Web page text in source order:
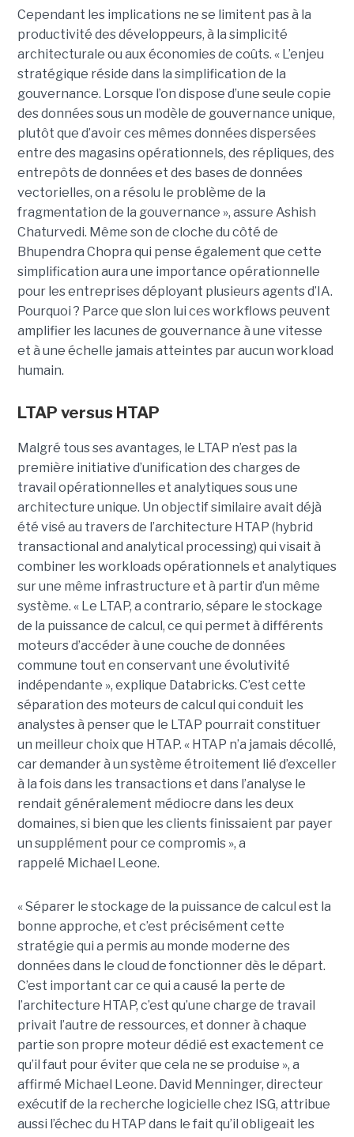
Cependant les implications ne se limitent pas à la
productivité des développeurs, à la simplicité
architecturale ou aux économies de coûts. « L’enjeu
stratégique réside dans la simplification de la
gouvernance. Lorsque l’on dispose d’une seule copie
des données sous un modèle de gouvernance unique,
plutôt que d’avoir ces mêmes données dispersées
entre des magasins opérationnels, des répliques, des
entrepôts de données et des bases de données
vectorielles, on a résolu le problème de la
fragmentation de la gouvernance », assure Ashish
Chaturvedi. Même son de cloche du côté de
Bhupendra Chopra qui pense également que cette
simplification aura une importance opérationnelle
pour les entreprises déployant plusieurs agents d’IA.
Pourquoi ? Parce que slon lui ces workflows peuvent
amplifier les lacunes de gouvernance à une vitesse
et à une échelle jamais atteintes par aucun workload
humain.
LTAP versus HTAP
Malgré tous ses avantages, le LTAP n’est pas la
première initiative d’unification des charges de
travail opérationnelles et analytiques sous une
architecture unique. Un objectif similaire avait déjà
été visé au travers de l’architecture HTAP (hybrid
transactional and analytical processing) qui visait à
combiner les workloads opérationnels et analytiques
sur une même infrastructure et à partir d’un même
système. « Le LTAP, a contrario, sépare le stockage
de la puissance de calcul, ce qui permet à différents
moteurs d’accéder à une couche de données
commune tout en conservant une évolutivité
indépendante », explique Databricks. C’est cette
séparation des moteurs de calcul qui conduit les
analystes à penser que le LTAP pourrait constituer
un meilleur choix que HTAP. « HTAP n’a jamais décollé,
car demander à un système étroitement lié d’exceller
à la fois dans les transactions et dans l’analyse le
rendait généralement médiocre dans les deux
domaines, si bien que les clients finissaient par payer
un supplément pour ce compromis », a
rappelé Michael Leone.
« Séparer le stockage de la puissance de calcul est la
bonne approche, et c’est précisément cette
stratégie qui a permis au monde moderne des
données dans le cloud de fonctionner dès le départ.
C’est important car ce qui a causé la perte de
l’architecture HTAP, c’est qu’une charge de travail
privait l’autre de ressources, et donner à chaque
partie son propre moteur dédié est exactement ce
qu’il faut pour éviter que cela ne se produise », a
affirmé Michael Leone. David Menninger, directeur
exécutif de la recherche logicielle chez ISG, attribue
aussi l’échec du HTAP dans le fait qu’il obligeait les